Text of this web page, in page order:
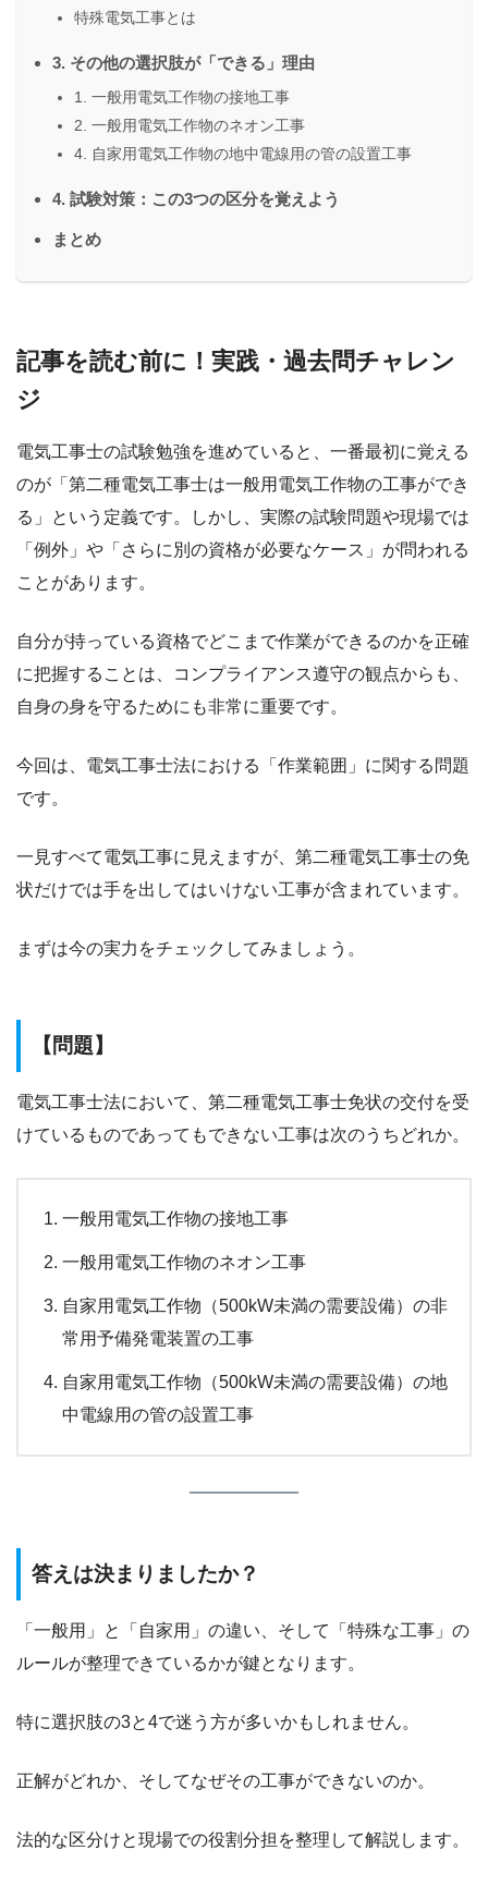
特殊電気工事とは
3. その他の選択肢が「できる」理由
1. 一般用電気工作物の接地工事
2. 一般用電気工作物のネオン工事
4. 自家用電気工作物の地中電線用の管の設置工事
4. 試験対策：この3つの区分を覚えよう
まとめ
記事を読む前に！実践・過去問チャレン
ジ
電気工事士の試験勉強を進めていると、一番最初に覚える
のが「第二種電気工事士は一般用電気工作物の工事ができ
る」という定義です。しかし、実際の試験問題や現場では
「例外」や「さらに別の資格が必要なケース」が問われる
ことがあります。
自分が持っている資格でどこまで作業ができるのかを正確
に把握することは、コンプライアンス遵守の観点からも、
自身の身を守るためにも非常に重要です。
今回は、電気工事士法における「作業範囲」に関する問題
です。
一見すべて電気工事に見えますが、第二種電気工事士の免
状だけでは手を出してはいけない工事が含まれています。
まずは今の実力をチェックしてみましょう。
【問題】
電気工事士法において、第二種電気工事士免状の交付を受
けているものであってもできない工事は次のうちどれか。
一般用電気工作物の接地工事
一般用電気工作物のネオン工事
自家用電気工作物（500kW未満の需要設備）の非
常用予備発電装置の工事
自家用電気工作物（500kW未満の需要設備）の地
中電線用の管の設置工事
答えは決まりましたか？
「一般用」と「自家用」の違い、そして「特殊な工事」の
ルールが整理できているかが鍵となります。
特に選択肢の3と4で迷う方が多いかもしれません。
正解がどれか、そしてなぜその工事ができないのか。
法的な区分けと現場での役割分担を整理して解説します。